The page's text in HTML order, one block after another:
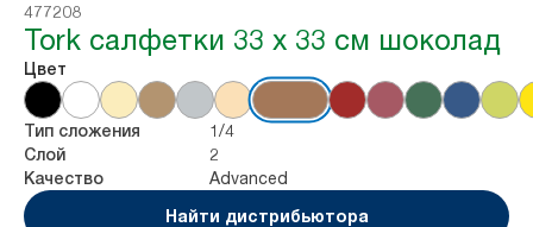
477208
Tork салфетки 33 х 33 см шоколад
Цвет
Тип сложения 1/4
Слой 2
Качество
Advanced
Найти дистрибьютора